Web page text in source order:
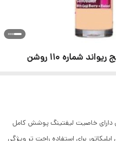
شماره 110 روشن
روشن دارای خاصیت لیفتینگ پوشش کامل
برای استفاده راحت تر ویژگی